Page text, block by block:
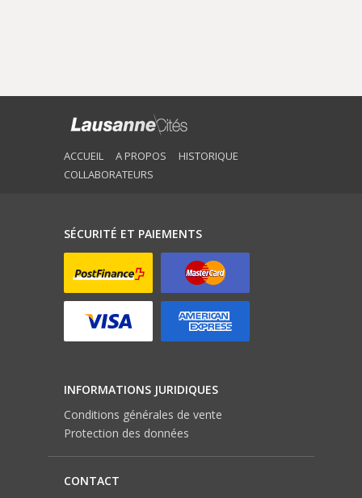
ACCUEIL A PROPOS
HISTORIQUE
COLLABORATEURS
SÉCURITÉ ET PAIEMENTS
INFORMATIONS JURIDIQUES
Conditions générales de vente
Protection des données
CONTACT